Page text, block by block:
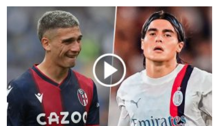
MEXICANOS EN EL EXTRANJERO
FUTBOL ESTUFA
FÓRMULA 1
BOXEO